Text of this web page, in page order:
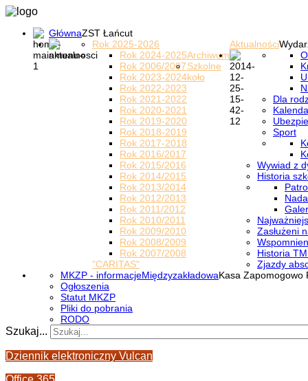
GłównaZST Łańcut
Aktualności
Rok 2025-2026
Archiwum
Rok 2024-2025
Rok 2006/2007
Rok 2023-2024
Rok 2022-2023
Rok 2021-2022
Rok 2020-2021
Rok 2019-2020
Rok 2018-2019
Rok 2017-2018
Rok 2016/2017
Rok 2015/2016
Rok 2014/2015
Rok 2013/2014
Rok 2012/2013
Rok 2011/2012
Rok 2010/2011
Rok 2009/2010
Rok 2008/2009
Rok 2007/2008
Szkolne
koło
"CARITAS"
Dla
Sport
Wywiad z
Historia
Zasłużeni
Historia
Zjazdy
MiędzyzakładowaKasa Zapomogowo
MKZP - informacje
Ogłoszenia
Statut MKZP
Pliki do pobrania
RODO
Szukaj...
Dziennik elektroniczny Vulcan